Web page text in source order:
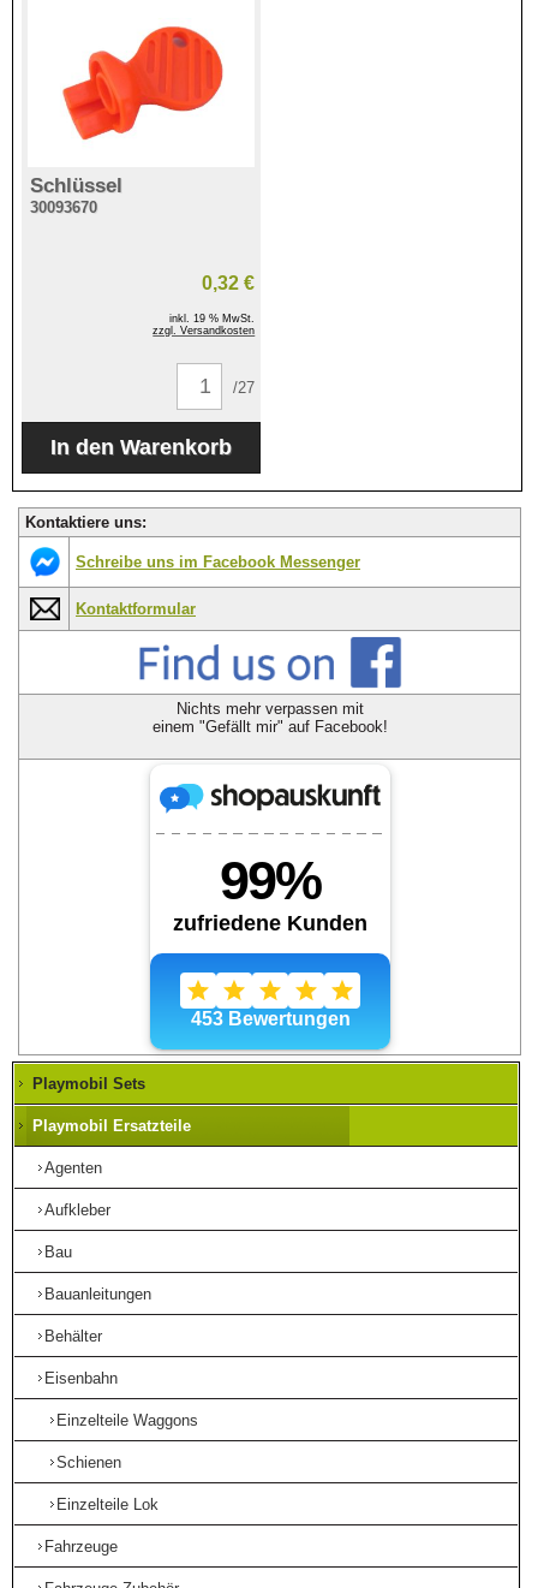
Schlüssel
30093670
0,32 €
inkl. 19 % MwSt.
zzgl. Versandkosten
/27
Kontaktiere uns:
Schreibe uns im Facebook Messenger
Kontaktformular
Nichts mehr verpassen mit
einem "Gefällt mir" auf Facebook!
Playmobil Sets
Playmobil Ersatzteile
Agenten
Aufkleber
Bau
Bauanleitungen
Behälter
Eisenbahn
Einzelteile Waggons
Schienen
Einzelteile Lok
Fahrzeuge